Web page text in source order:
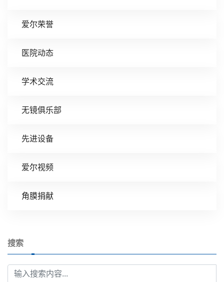
爱尔荣誉
医院动态
学术交流
无镜俱乐部
先进设备
爱尔视频
角膜捐献
搜索